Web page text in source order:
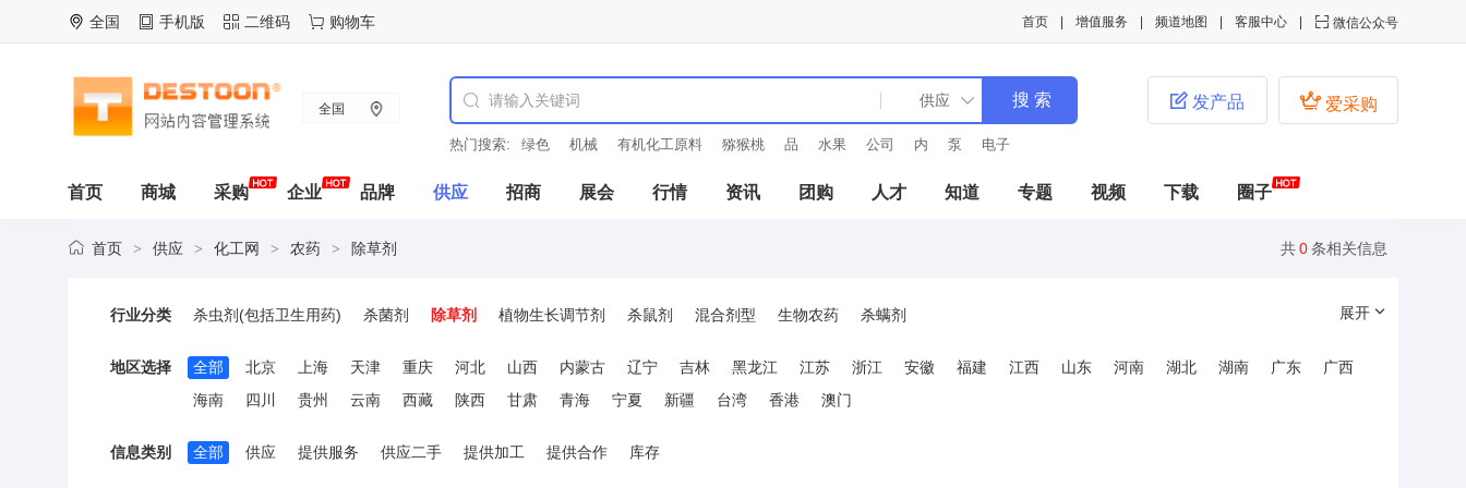
全国 手机版 二维码 购物车  微信公众号
客服中心
频道地图
增值服务
首页
全国
热门搜索: 绿色 机械 有机化工原料 猕猴桃 品 水果 公司 内 泵 电子
 爱采购
 发产品
首页 商城 采购 企业 品牌 供应 招商 展会 行情 资讯 团购 人才 知道 专题 视频 下载 圈子
共0条相关信息
首页 > 供应 > 化工网 > 农药 > 除草剂
行业分类 杀虫剂(包括卫生用药) 杀菌剂 除草剂 植物生长调节剂 杀鼠剂 混合剂型 生物农药 杀螨剂 展开
地区选择 全部 北京 上海 天津 重庆 河北 山西 内蒙古 辽宁 吉林 黑龙江 江苏 浙江 安徽 福建 江西 山东 河南 湖北 湖南 广东
广西
海南
四川 贵州 云南 西藏 陕西 甘肃 青海 宁夏 新疆 台湾 香港 澳门
信息类别 全部 供应 提供服务 供应二手 提供加工 提供合作 库存